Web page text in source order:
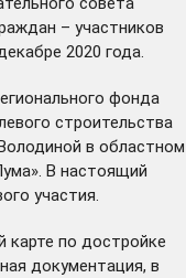
– участников
2020 года.
фонда
строительства
в областном
В настоящий
участия.
карте по достройке
документация, в